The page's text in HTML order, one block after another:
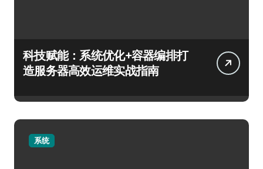
科技赋能：系统优化+容器编排打
造服务器高效运维实战指南
系统